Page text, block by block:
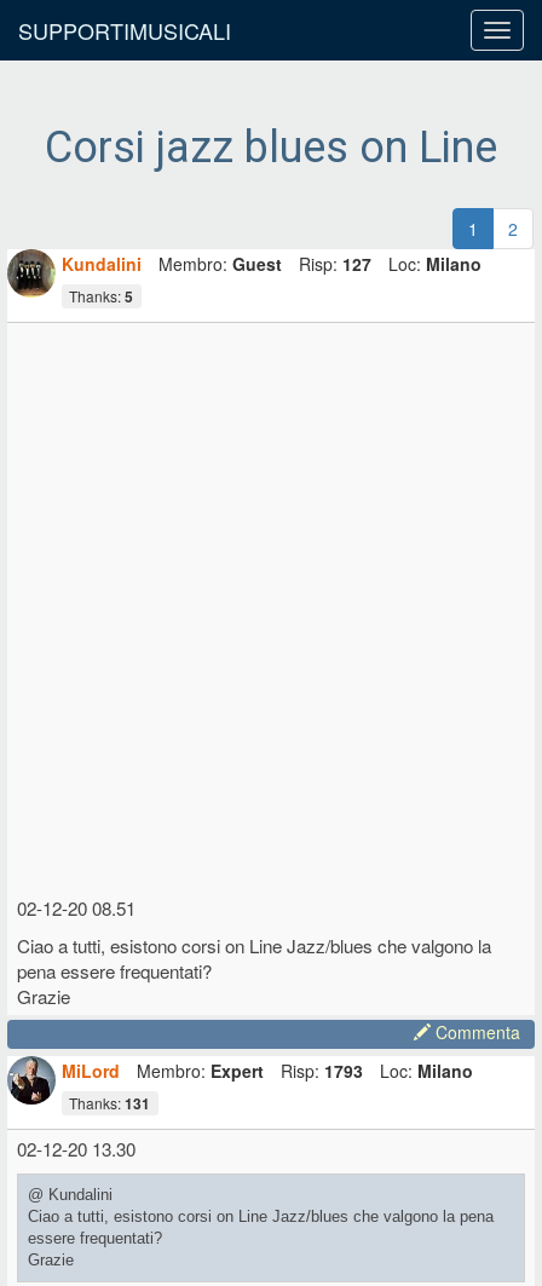
SUPPORTIMUSICALI
Corsi jazz blues on Line
1
2
Kundalini
Membro: Guest Risp: 127 Loc: Milano
Thanks:5
02-12-20 08.51
Ciao a tutti, esistono corsi on Line Jazz/blues che valgono la
pena essere frequentati?
Grazie
Commenta
MiLord
Membro: Expert Risp: 1793 Loc: Milano
Thanks:131
02-12-20 13.30
@ Kundalini
Ciao a tutti, esistono corsi on Line Jazz/blues che valgono la pena
essere frequentati?
Grazie